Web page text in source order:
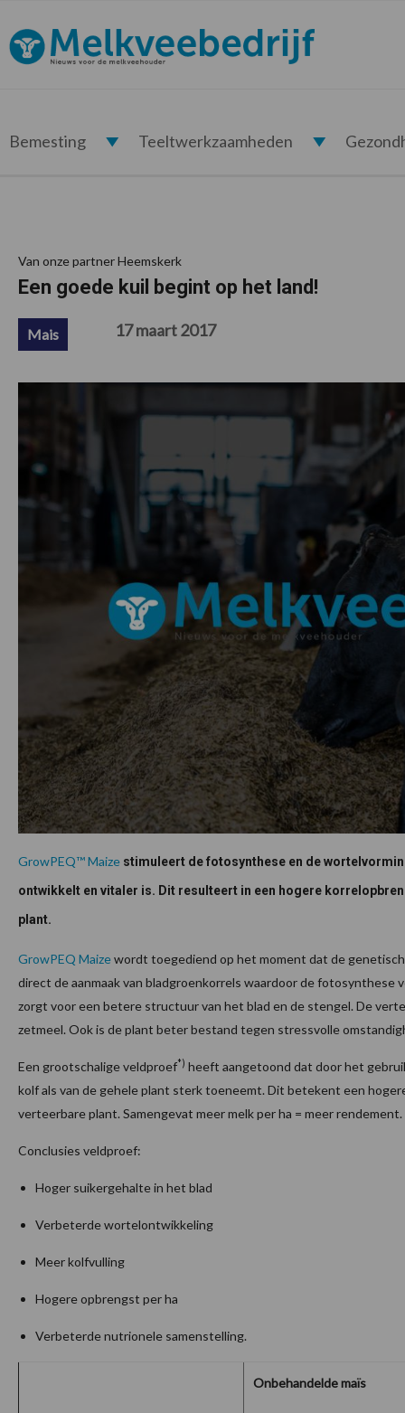
de
hoofdnavigatie
de
hoofd
inhoud
de
eerste
sidebar
de
voettekst
Melkveebedrijf.nl
Bemesting Teeltwerkzaamheden
Van onze partner Heemskerk
Een goede kuil begint op het land!
Mais 17 maart 2017
GrowPEQ™ Maize stimuleert de fotosynthese en de
ontwikkelt en vitaler is. Dit resulteert in een hogere
plant.
GrowPEQ Maizewordt toegediend op het moment dat de
direct de aanmaak van bladgroenkorrels waardoor de
zorgt voor een betere structuur van het blad en de stengel. De
zetmeel. Ook is de plant beter bestand tegen stressvolle
Een grootschalige veldproef*) heeft aangetoond dat door het
kolf als van de gehele plant sterk toeneemt. Dit betekent een
verteerbare plant. Samengevat meer melk per ha = meer rendement.
Conclusies veldproef:
Hoger suikergehalte in het blad
Verbeterde wortelontwikkeling
Meer kolfvulling
Hogere opbrengst per ha
Verbeterde nutrionele samenstelling.
Onbehandelde maïs